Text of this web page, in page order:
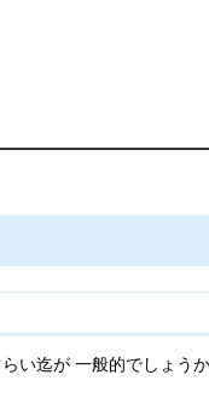
い迄が 一般的でしょう